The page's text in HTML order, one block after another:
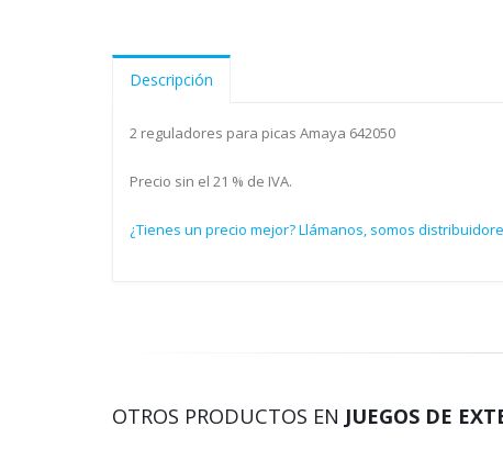
Descripción
2 reguladores para picas Amaya 642050
Precio sin el 21 % de IVA.
¿Tienes un precio mejor? Llámanos, somos
OTROS PRODUCTOS EN JUEGOS DE